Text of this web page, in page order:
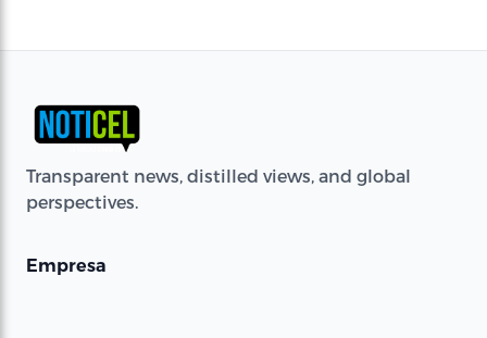
Transparent news, distilled views, and global
perspectives.
Empresa